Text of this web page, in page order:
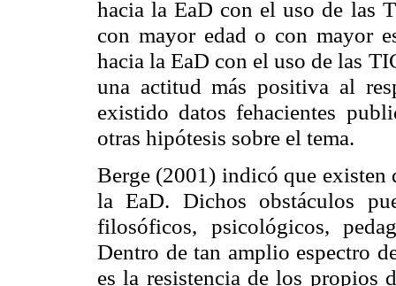
hacia la EaD con el uso de las
con mayor edad o con mayor
hacia la EaD con el uso de las
una actitud más positiva al
existido datos fehacientes
otras hipótesis sobre el tema.
Berge (2001) indicó que existen
la EaD. Dichos obstáculos
filosóficos, psicológicos,
Dentro de tan amplio espectro
es la resistencia de los propios